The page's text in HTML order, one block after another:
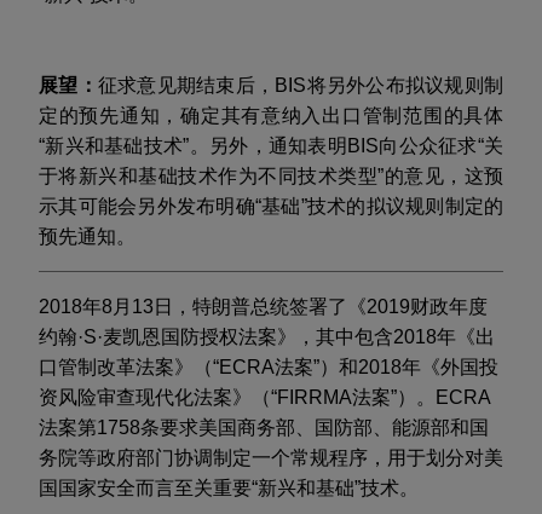
展望： 征求意见期结束后，BIS将另外公布拟议规则制
定的预先通知，确定其有意纳入出口管制范围的具体
“新兴和基础技术”。另外，通知表明BIS向公众征求“关
于将新兴和基础技术作为不同技术类型”的意见，这预
示其可能会另外发布明确“基础”技术的拟议规则制定的
预先通知。
2018年8月13日，特朗普总统签署了《2019财政年度
约翰·S·麦凯恩国防授权法案》，其中包含2018年《出
口管制改革法案》（“ECRA法案”）和2018年《外国投
资风险审查现代化法案》（“FIRRMA法案”）。ECRA
法案第1758条要求美国商务部、国防部、能源部和国
务院等政府部门协调制定一个常规程序，用于划分对美
国国家安全而言至关重要“新兴和基础”技术。